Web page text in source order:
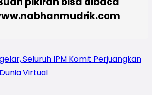
Seluruh IPM Komit Perjuangkan
Virtual